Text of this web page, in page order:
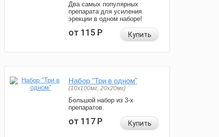
Два самых популярных
препарата для усиления
эрекции в одном наборе!
от 115Р Купить
Набор "Три в одном"
(10x100мг, 20x20мг)
Большой набор из 3-х
препаратов.
от 117Р Купить